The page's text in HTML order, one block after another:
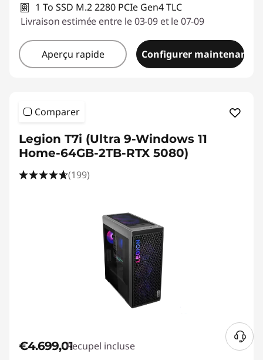
1 To SSD M.2 2280 PCIe Gen4 TLC
Livraison estimée entre le 03-09 et le 07-09
Aperçu rapide Configurer maintenant
Comparer
Legion T7i (Ultra 9-Windows 11
Home-64GB-2TB-RTX 5080)
(199)
€4.699,01Recupel incluse